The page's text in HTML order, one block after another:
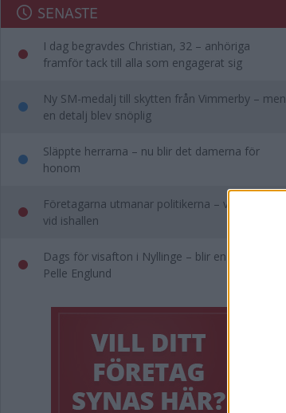
SENASTE
I dag begravdes Christian, 32 – anhöriga
framför tack till alla som engagerat sig
Ny SM-medalj till skytten från Vimmerby – men
en detalj blev snöplig
Släppte herrarna – nu blir det damerna för
honom
Företagarna utmanar politikerna – vill se dem
vid ishallen
Dags för visafton i Nyllinge – blir en hyllning till
Pelle Englund